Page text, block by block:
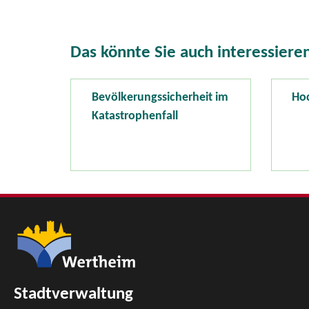
Das könnte Sie auch
Bevölkerungssicherheit im
Katastrophenfall
Stadtverwaltung